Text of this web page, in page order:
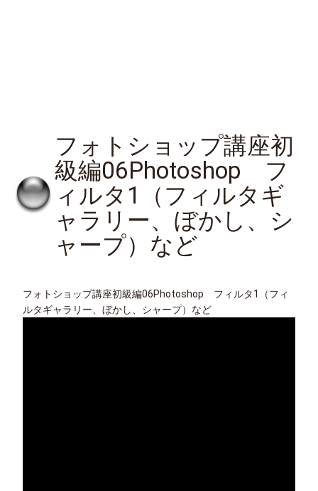
フォトショップ講座初
級編06Photoshop フ
ィルタ1（フィルタギ
ャラリー、ぼかし、シ
ャープ）など
フォトショップ講座初級編06Photoshop フィルタ1（フィ
ルタギャラリー、ぼかし、シャープ）など